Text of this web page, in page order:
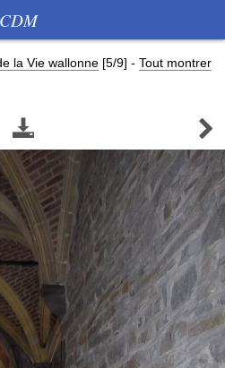
la Vie wallonne [5/9] - Tout montrer
 